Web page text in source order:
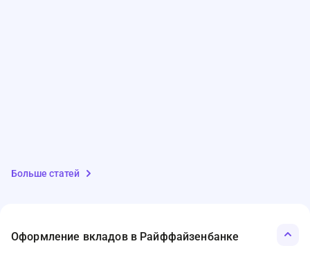
Больше статей
Оформление вкладов в Райффайзенбанке